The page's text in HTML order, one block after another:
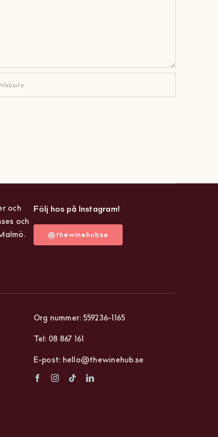
och
och
Följ hos på Instagram!
@thewinehubse
Org nummer: 559236-1165
Tel: 08 867 161
E-post: hello@thewinehub.se